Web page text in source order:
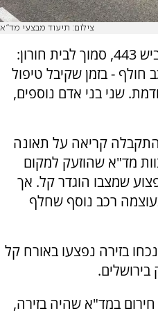
צילום: תיעוד מבצעי מד"א
אירוע טרגי התרחש בשולי כביש 443, סמוך לבית חורון:
רכב חולף - בזמן שקיבל טיפול
שני בני אדם נוספים,
התקבלה קריאה על תאונה
מד"א שהוזעק למקום
שמצבו הוגדר קל. אך
רכב נוסף שחלף
בזירה נפצעו באורח קל
בירושלים.
במד"א שהיה בזירה,